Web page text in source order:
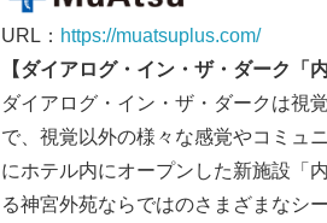
URL： https://muatsuplus.com/
【ダイアログ・イン・ザ・ダーク「
ダイアログ・イン・ザ・ダークは視
で、視覚以外の様々な感覚やコミュ
にホテル内にオープンした新施設「
る神宮外苑ならではのさまざまなシ